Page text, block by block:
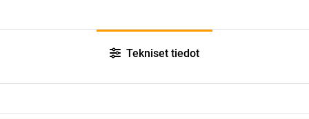
Tekniset tiedot